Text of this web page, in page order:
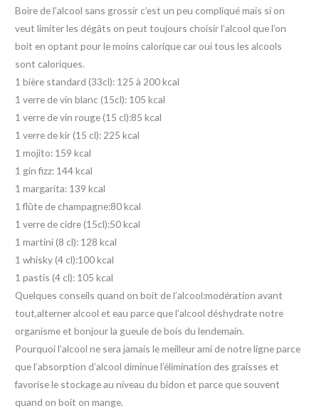
Boire de l’alcool sans grossir c’est un peu compliqué mais si on
veut limiter les dégâts on peut toujours choisir l’alcool que l’on
boit en optant pour le moins calorique car oui tous les alcools
sont caloriques.
1 bière standard (33cl): 125 à 200 kcal
1 verre de vin blanc (15cl): 105 kcal
1 verre de vin rouge (15 cl):85 kcal
1 verre de kir (15 cl): 225 kcal
1 mojito: 159 kcal
1 gin fizz: 144 kcal
1 margarita: 139 kcal
1 flûte de champagne:80 kcal
1 verre de cidre (15cl):50 kcal
1 martini (8 cl): 128 kcal
1 whisky (4 cl):100 kcal
1 pastis (4 cl): 105 kcal
Quelques conseils quand on boit de l’alcool:modération avant
tout,alterner alcool et eau parce que l’alcool déshydrate notre
organisme et bonjour la gueule de bois du lendemain.
Pourquoi l’alcool ne sera jamais le meilleur ami de notre ligne parce
que l’absorption d’alcool diminue l’élimination des graisses et
favorise le stockage au niveau du bidon et parce que souvent
quand on boit on mange.